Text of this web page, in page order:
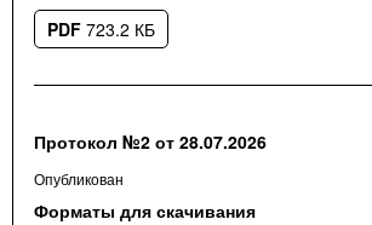
PDF 723.2 КБ
Протокол №2 от 28.07.2026
Опубликован
Форматы для скачивания